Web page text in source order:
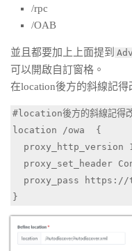
/rpc
/OAB
並且都要加上上面提到
可以開啟自訂窗格。
在location後方的斜線記
#location後方的斜線記得
location /owa  {
}